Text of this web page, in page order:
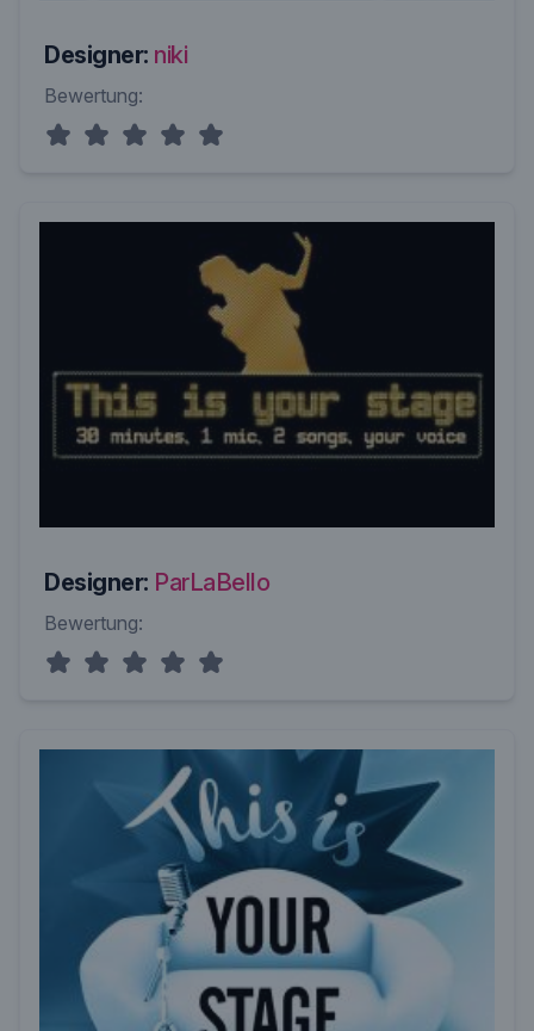
Designer: niki
Bewertung:
Designer: ParLaBello
Bewertung: